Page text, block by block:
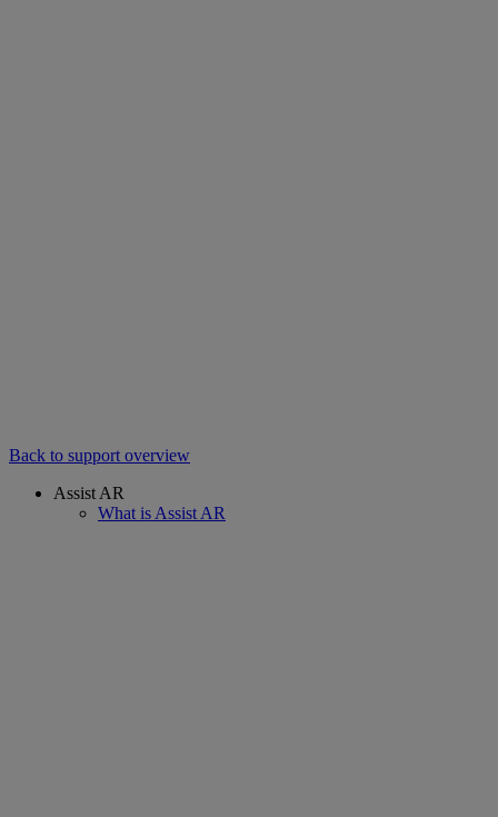
Back to support overview
Assist AR
What is Assist AR